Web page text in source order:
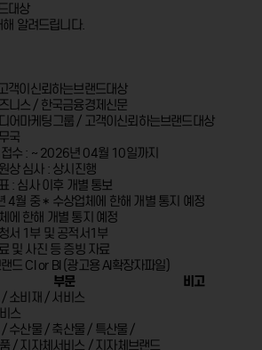
대상
알려드립니다.
객이신뢰하는브랜드대상
니스 / 한국금융경제신문
어마케팅그룹 / 고객이신뢰하는브랜드대상
국
수 : ~ 2026년 04월 10일까지
상 심사 : 상시진행
: 심사 이후 개별 통보
4월 중 * 수상업체에 한해 개별 통지 예정
에 한해 개별 통지 예정
서 1부 및 공적서1부
및 사진 등 증빙 자료
드 CI or BI (광고용 AI확장자파일)
부문
비고
/ 소비재 / 서비스
스
/ 수산물 / 축산물 / 특산물 /
/지자체서비스 / 지자체브랜드